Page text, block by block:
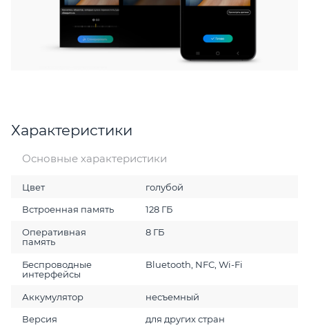
Характеристики
Основные характеристики
Цвет голубой
Встроенная память 128 ГБ
Оперативная
память
8 ГБ
Беспроводные
интерфейсы
Bluetooth, NFC, Wi-Fi
Аккумулятор несъемный
Версия для других стран